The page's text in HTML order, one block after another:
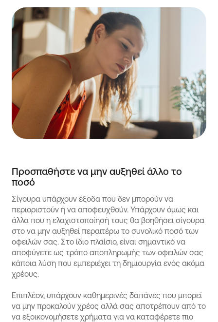
Προσπαθήστε να μην αυξηθεί άλλο το
ποσό
Σίγουρα υπάρχουν έξοδα που δεν μπορούν να
περιοριστούν ή να αποφευχθούν. Υπάρχουν όμως και
άλλα που η ελαχιστοποίησή τους θα βοηθήσει σίγουρα
στο να μην αυξηθεί περαιτέρω το συνολικό ποσό των
οφειλών σας. Στο ίδιο πλαίσιο, είναι σημαντικό να
αποφύγετε ως τρόπο αποπληρωμής των οφειλών σας
κάποια λύση που εμπεριέχει τη δημιουργία ενός ακόμα
χρέους.
Επιπλέον, υπάρχουν καθημερινές δαπάνες που μπορεί
να μην προκαλούν χρέος αλλά σας αποτρέπουν από το
να εξοικονομήσετε χρήματα για να καταφέρετε πιο